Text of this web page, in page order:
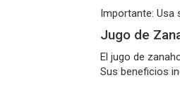
Importante: Usa
Jugo de
El jugo de
Sus beneficios